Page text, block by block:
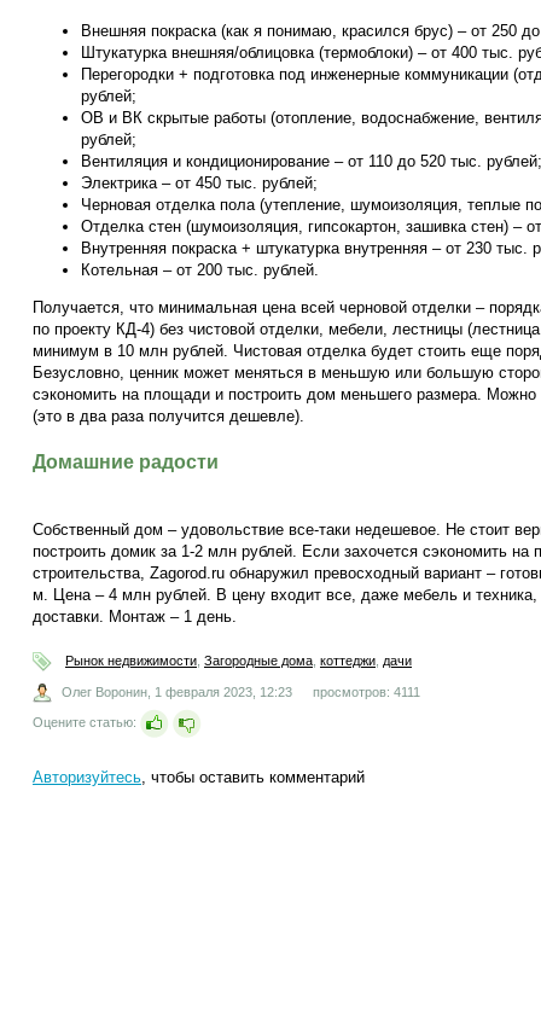
Внешняя покраска (как я понимаю, красился брус) – от 250
Штукатурка внешняя/облицовка (термоблоки) – от 400 тыс.
Перегородки + подготовка под инженерные коммуникации
рублей;
ОВ и ВК скрытые работы (отопление, водоснабжение,
рублей;
Вентиляция и кондиционирование – от 110 до 520 тыс. рублей;
Электрика – от 450 тыс. рублей;
Черновая отделка пола (утепление, шумоизоляция, теплые
Отделка стен (шумоизоляция, гипсокартон, зашивка стен) –
Внутренняя покраска + штукатурка внутренняя – от 230 тыс.
Котельная – от 200 тыс. рублей.
Получается, что минимальная цена всей черновой отделки –
по проекту КД-4) без чистовой отделки, мебели, лестницы
минимум в 10 млн рублей. Чистовая отделка будет стоить еще
Безусловно, ценник может меняться в меньшую или большую
сэкономить на площади и построить дом меньшего размера. Можно
(это в два раза получится дешевле).
Домашние радости
Собственный дом – удовольствие все-таки недешевое. Не стоит
построить домик за 1-2 млн рублей. Если захочется сэкономить
строительства, Zagorod.ru обнаружил превосходный вариант –
м. Цена – 4 млн рублей. В цену входит все, даже мебель и
доставки. Монтаж – 1 день.
Рынок недвижимости Загородные дома коттеджи дачи
Олег Воронин, 1 февраля 2023, 12:23 просмотров: 4111
Оцените статью:
Авторизуйтесь, чтобы оставить комментарий